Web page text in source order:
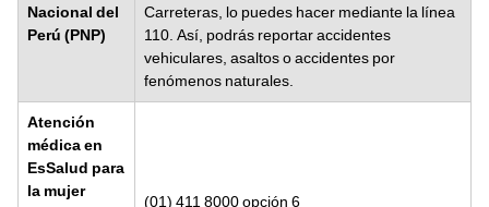
Nacional del
Perú (PNP)
Carreteras, lo puedes hacer mediante la línea
110. Así, podrás reportar accidentes
vehiculares, asaltos o accidentes por
fenómenos naturales.
Atención
médica en
EsSalud para
la mujer
(01) 411 8000 opción 6